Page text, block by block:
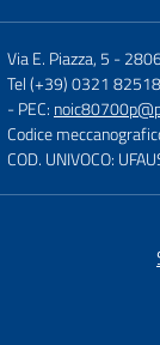
Via E. Piazza, 5 -
Tel (+39) 0321
- PEC:
Codice
COD. UNIVOCO: